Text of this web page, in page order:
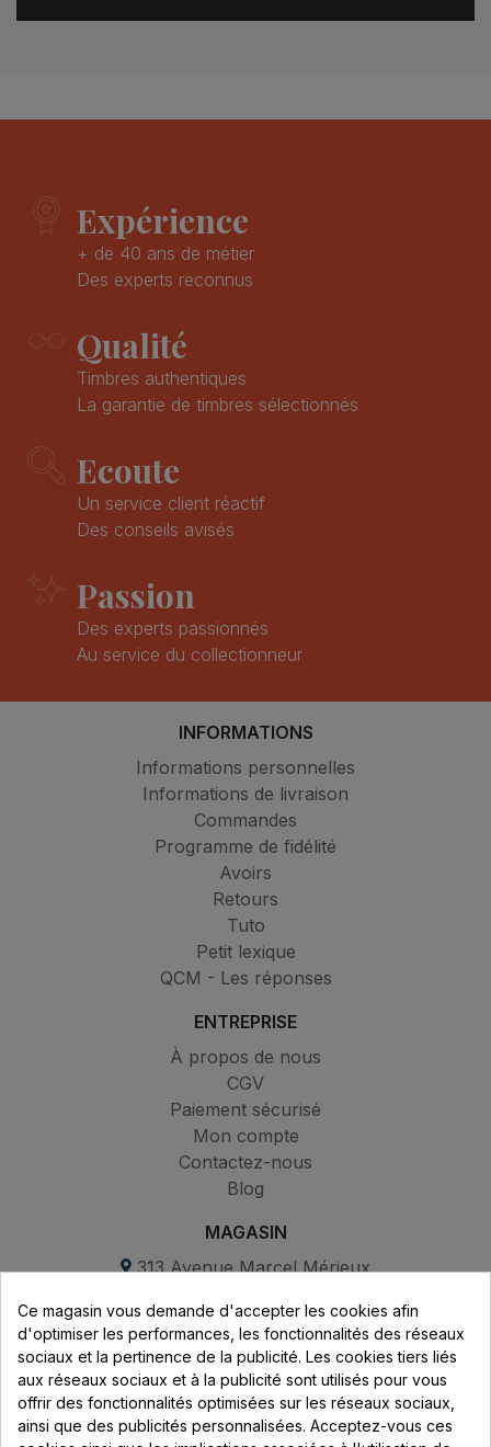
Expérience
+ de 40 ans de métier
Des experts reconnus
Qualité
Timbres authentiques
La garantie de timbres sélectionnés
Ecoute
Un service client réactif
Des conseils avisés
Passion
Des experts passionnés
Au service du collectionneur
INFORMATIONS
Informations personnelles
Informations de livraison
Commandes
Programme de fidélité
Avoirs
Retours
Tuto
Petit lexique
QCM - Les réponses
ENTREPRISE
À propos de nous
CGV
Paiement sécurisé
Mon compte
Contactez-nous
Blog
MAGASIN
313 Avenue Marcel Mérieux
69530 Brignais
Lundi au vendredi :
8h - 16h
uniquement sur Rendez-vous
Ce magasin vous demande d'accepter les cookies afin
d'optimiser les performances, les fonctionnalités des réseaux
sociaux et la pertinence de la publicité. Les cookies tiers liés
aux réseaux sociaux et à la publicité sont utilisés pour vous
offrir des fonctionnalités optimisées sur les réseaux sociaux,
ainsi que des publicités personnalisées. Acceptez-vous ces